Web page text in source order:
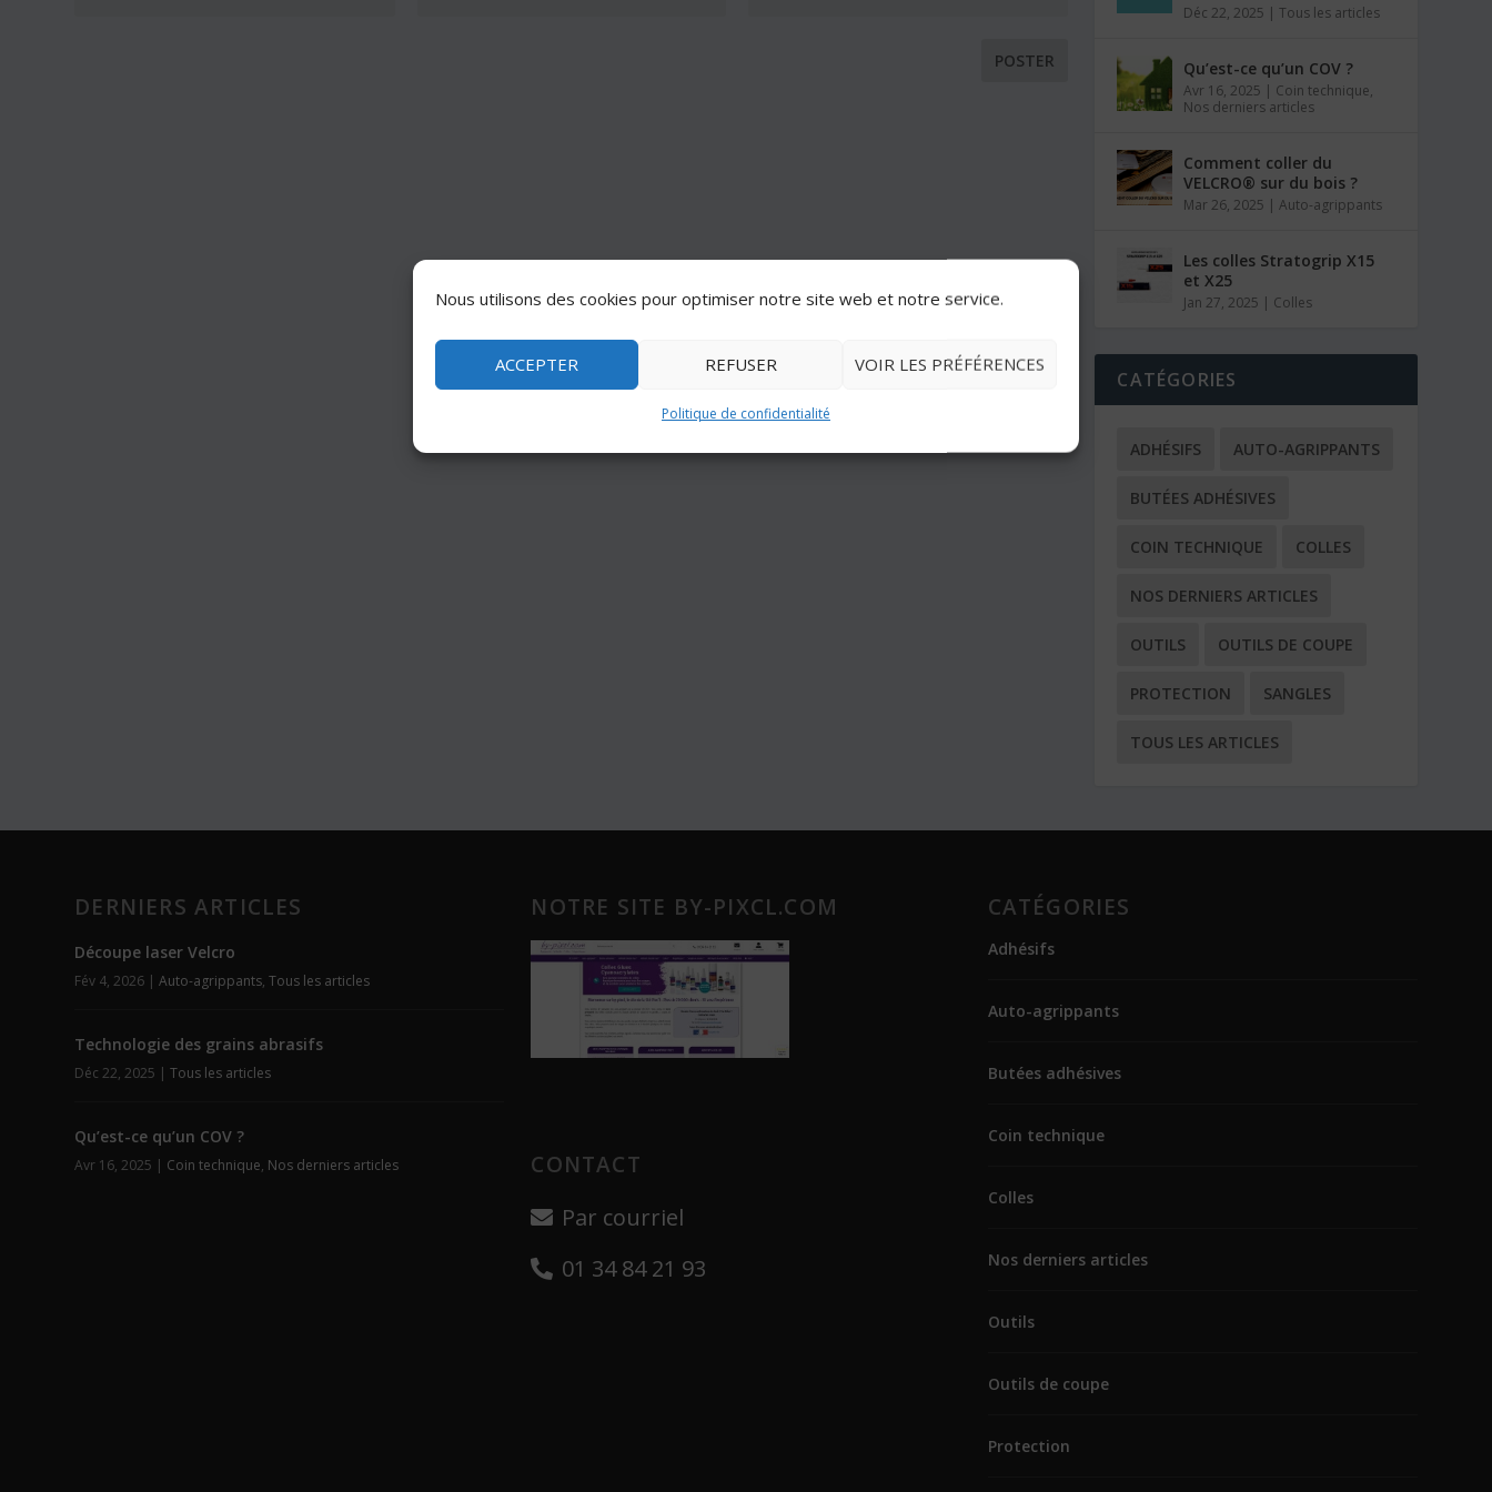
Nous utilisons des cookies pour optimiser notre site web et notre service.
ACCEPTER REFUSER VOIR LES PRÉFÉRENCES
Politique de confidentialité
Déc 22, 2025 |Tous les articles
Qu’est-ce qu’un COV ?
Avr 16, 2025 | Coin technique,
Nos derniers articles
Comment coller du
VELCRO® sur du bois ?
Mar 26, 2025 |Auto-agrippants
Les colles Stratogrip X15
et X25
Jan 27, 2025 | Colles
CATÉGORIES
ADHÉSIFS AUTO-AGRIPPANTS
BUTÉES ADHÉSIVES
COIN TECHNIQUE COLLES
NOS DERNIERS ARTICLES
OUTILS OUTILS DE COUPE
PROTECTION SANGLES
TOUS LES ARTICLES
DERNIERS ARTICLES
Découpe laser Velcro
Fév 4, 2026 |Auto-agrippants,Tous les articles
Technologie des grains abrasifs
Déc 22, 2025 |Tous les articles
Qu’est-ce qu’un COV ?
Avr 16, 2025 | Coin technique, Nos derniers articles
NOTRE SITE BY-PIXCL.COM
CONTACT
Par courriel
01 34 84 21 93
CATÉGORIES
Adhésifs
Auto-agrippants
Butées adhésives
Coin technique
Colles
Nos derniers articles
Outils
Outils de coupe
Protection